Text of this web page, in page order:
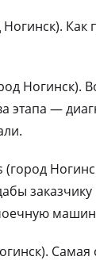
Как
Ногинск).
этапа —